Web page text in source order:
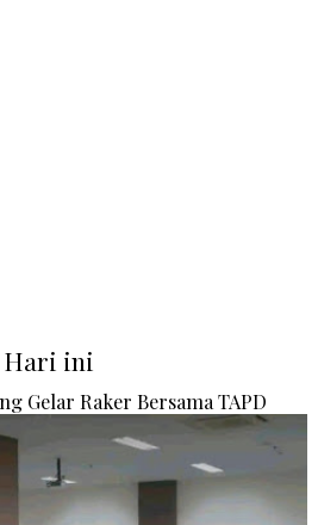
Hari ini
Gelar Raker Bersama TAPD